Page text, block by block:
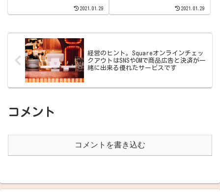
服薬指導時の会計を行えるように
局業務を効率化できれば幸いで
す。是非覗いてみてください。
2021.01.29
のまま決済出来ちゃいます！SNS
できる優れものです。
2021.01.29
経営のヒント。Squareオンラインチェッ
クアウトはSNSやDMで商品広告と決済が一
緒に出来る優れたサービスです
コメント
コメントを書き込む